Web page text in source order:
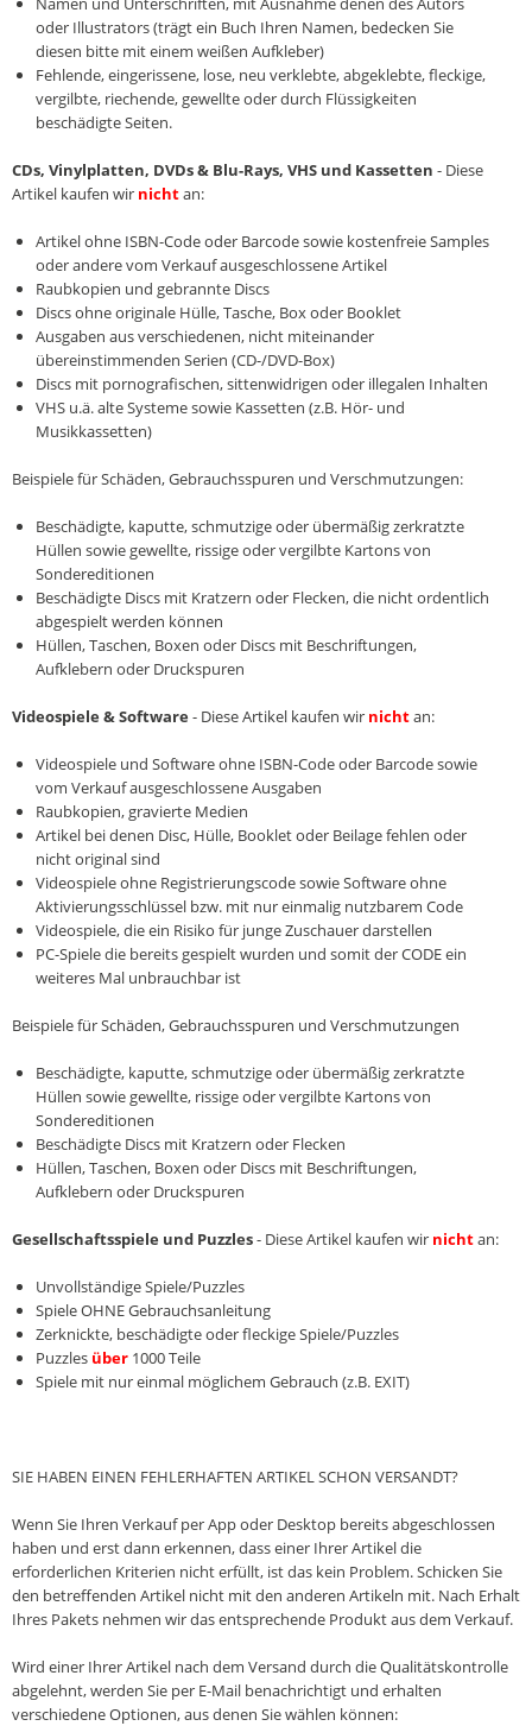
oder Illustrators (trägt ein Buch Ihren Namen, bedecken Sie
diesen bitte mit einem weißen Aufkleber)
Fehlende, eingerissene, lose, neu verklebte, abgeklebte, fleckige,
vergilbte, riechende, gewellte oder durch Flüssigkeiten
beschädigte Seiten.
CDs, Vinylplatten, DVDs & Blu-Rays, VHS und Kassetten - Diese
Artikel kaufen wir nichtan:
Artikel ohne ISBN-Code oder Barcode sowie kostenfreie Samples
oder andere vom Verkauf ausgeschlossene Artikel
Raubkopien und gebrannte Discs
Discs ohne originale Hülle, Tasche, Box oder Booklet
Ausgaben aus verschiedenen, nicht miteinander
übereinstimmenden Serien (CD-/DVD-Box)
Discs mit pornografischen, sittenwidrigen oder illegalen Inhalten
VHS u.ä. alte Systeme sowie Kassetten (z.B. Hör- und
Musikkassetten)
Beispiele für Schäden, Gebrauchsspuren und Verschmutzungen:
Beschädigte, kaputte, schmutzige oder übermäßig zerkratzte
Hüllen sowie gewellte, rissige oder vergilbte Kartons von
Sondereditionen
Beschädigte Discs mit Kratzern oder Flecken, die nicht ordentlich
abgespielt werden können
Hüllen, Taschen, Boxen oder Discs mit Beschriftungen,
Aufklebern oder Druckspuren
Videospiele & Software - Diese Artikel kaufen wir nichtan:
Videospiele und Software ohne ISBN-Code oder Barcode sowie
vom Verkauf ausgeschlossene Ausgaben
Raubkopien, gravierte Medien
Artikel bei denen Disc, Hülle, Booklet oder Beilage fehlen oder
nicht original sind
Videospiele ohne Registrierungscode sowie Software ohne
Aktivierungsschlüssel bzw. mit nur einmalig nutzbarem Code
Videospiele, die ein Risiko für junge Zuschauer darstellen
PC-Spiele die bereits gespielt wurden und somit der CODE ein
weiteres Mal unbrauchbar ist
Beispiele für Schäden, Gebrauchsspuren und Verschmutzungen
Beschädigte, kaputte, schmutzige oder übermäßig zerkratzte
Hüllen sowie gewellte, rissige oder vergilbte Kartons von
Sondereditionen
Beschädigte Discs mit Kratzern oder Flecken
Hüllen, Taschen, Boxen oder Discs mit Beschriftungen,
Aufklebern oder Druckspuren
Gesellschaftsspiele und Puzzles- Diese Artikel kaufen wir nichtan:
Unvollständige Spiele/Puzzles
Spiele OHNE Gebrauchsanleitung
Zerknickte, beschädigte oder fleckige Spiele/Puzzles
Puzzles über 1000 Teile
Spiele mit nur einmal möglichem Gebrauch (z.B. EXIT)
SIE HABEN EINEN FEHLERHAFTEN ARTIKEL SCHON VERSANDT?
Wenn Sie Ihren Verkauf per App oder Desktop bereits abgeschlossen
haben und erst dann erkennen, dass einer Ihrer Artikel die
erforderlichen Kriterien nicht erfüllt, ist das kein Problem. Schicken Sie
den betreffenden Artikel nicht mit den anderen Artikeln mit. Nach Erhalt
Ihres Pakets nehmen wir das entsprechende Produkt aus dem Verkauf.
Wird einer Ihrer Artikel nach dem Versand durch die Qualitätskontrolle
abgelehnt, werden Sie per E-Mail benachrichtigt und erhalten
verschiedene Optionen, aus denen Sie wählen können: